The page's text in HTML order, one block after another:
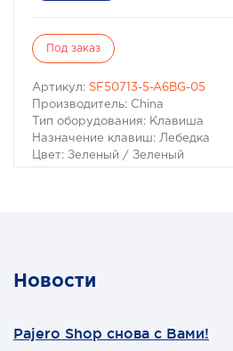
Под заказ
Артикул: SF50713-5-A6BG-05
Производитель: China
Тип оборудования: Клавиша
Назначение клавиш: Лебедка
Цвет: Зеленый / Зеленый
Новости
Pajero Shop снова с Вами!